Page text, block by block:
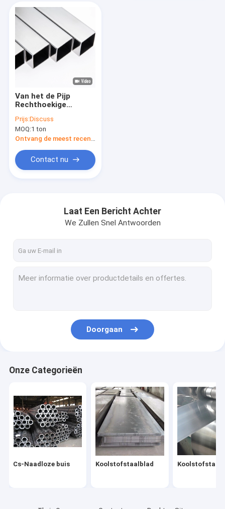
Producten
Over ons
Contacteer ons
Koolstofstaalblad
Koolstofstaalrol
Koolstofstaalstaaf
Spoel van roestvrij staal
Roestvrijstalen profiel
Gegalvaniseerde Staalbuis
Gegalvaniseerde Staalrol
De Rol van PPGI PPGL
Het Profiel van de staalstructuur
Van het de Pijp
Rechthoekige
Beëindigen50x50
Roestvrije staal het
Metaal Vierkante
Prijs:Discuss
MOQ:1 ton
Ontvang de meest recente Prijs
Contact nu
Laat Een Bericht Achter
We Zullen Snel Antwoorden
Doorgaan
Onze Categorieën
Cs-Naadloze buis Koolstofstaalblad